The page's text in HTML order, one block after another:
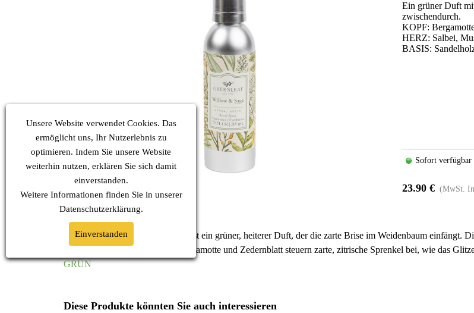
Ein grüner Duft
zwischendurch.
KOPF:
HERZ: Salbei,
BASIS:
Sofort verfügbar
23.90 € (MwSt.
Willow & Sage (Weide & Salbei) ist ein grüner, heiterer Duft, der die zarte Brise im Weidenbaum einfängt.
Sandelholz warm abgerundet. Bergamotte und Zedernblatt steuern zarte, zitrische Sprenkel bei, wie das
GRÜN
Diese Produkte könnten Sie auch interessieren
Unsere Website verwendet Cookies. Das
ermöglicht uns, Ihr Nutzerlebnis zu
optimieren. Indem Sie unsere Website
weiterhin nutzen, erklären Sie sich damit
einverstanden.
Weitere Informationen finden Sie in unserer
Datenschutzerklärung.
Einverstanden